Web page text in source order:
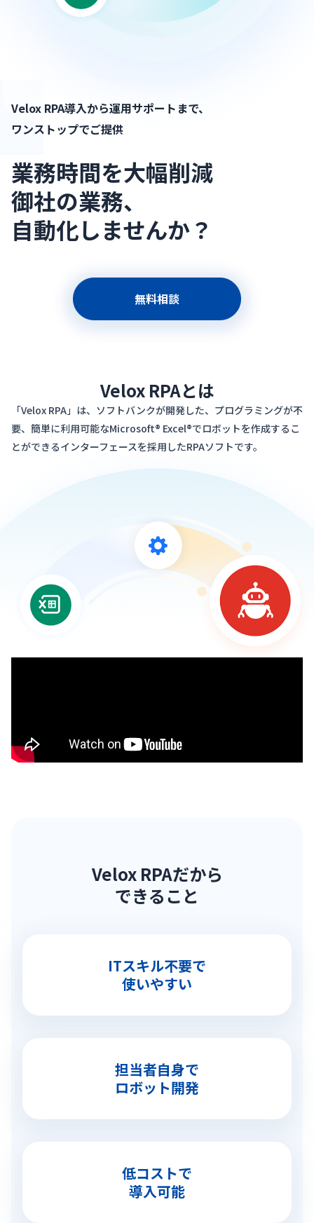
Velox RPA導入から運用サポートまで、
ワンストップでご提供
業務時間を大幅削減
御社の業務、
自動化しませんか？
無料相談
Velox RPAとは
「Velox RPA」は、ソフトバンクが開発した、プログラミングが不
要、簡単に利用可能なMicrosoft® Excel®でロボットを作成するこ
とができるインターフェースを採用したRPAソフトです。
Velox RPAだから
できること
ITスキル不要で
使いやすい
担当者自身で
ロボット開発
低コストで
導入可能